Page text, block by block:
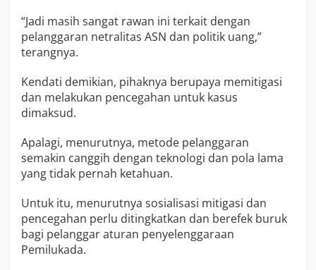
a
r
e
y
l
t
s
-
e
“Jadi masih sangat rawan ini terkait dengan
pelanggaran netralitas ASN dan politik uang,”
terangnya.
Kendati demikian, pihaknya berupaya memitigasi
dan melakukan pencegahan untuk kasus
dimaksud.
Apalagi, menurutnya, metode pelanggaran
semakin canggih dengan teknologi dan pola lama
yang tidak pernah ketahuan.
Untuk itu, menurutnya sosialisasi mitigasi dan
pencegahan perlu ditingkatkan dan berefek buruk
bagi pelanggar aturan penyelenggaraan
Pemilukada.